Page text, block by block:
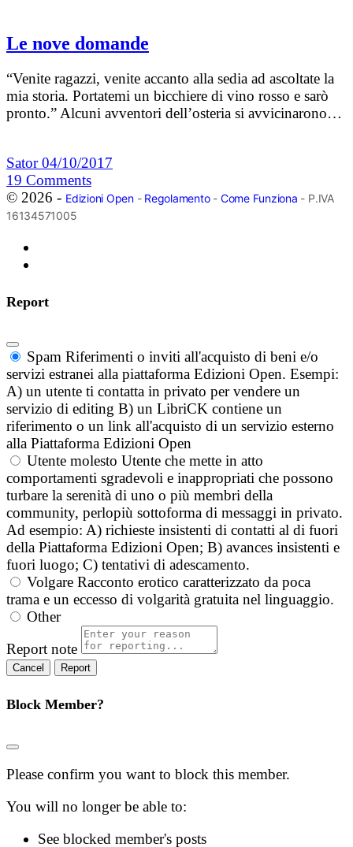
Le nove domande
“Venite ragazzi, venite accanto alla sedia ad ascoltate la
mia storia. Portatemi un bicchiere di vino rosso e sarò
pronto.” Alcuni avventori dell’osteria si avvicinarono…
Sator04/10/2017
19 Comments
© 2026 - Edizioni Open- Regolamento- Come Funziona - P.IVA
16134571005
Report
Spam Riferimenti o inviti all'acquisto di beni e/o
servizi estranei alla piattaforma Edizioni Open. Esempi:
A) un utente ti contatta in privato per vendere un
servizio di editing B) un LibriCK contiene un
riferimento o un link all'acquisto di un servizio esterno
alla Piattaforma Edizioni Open
Utente molesto Utente che mette in atto
comportamenti sgradevoli e inappropriati che possono
turbare la serenità di uno o più membri della
community, perlopiù sottoforma di messaggi in privato.
Ad esempio: A) richieste insistenti di contatti al di fuori
della Piattaforma Edizioni Open; B) avances insistenti e
fuori luogo; C) tentativi di adescamento.
Volgare Racconto erotico caratterizzato da poca
trama e un eccesso di volgarità gratuita nel linguaggio.
Other
Report note
Report
Block Member?
Please confirm you want to block this member.
You will no longer be able to:
See blocked member's posts